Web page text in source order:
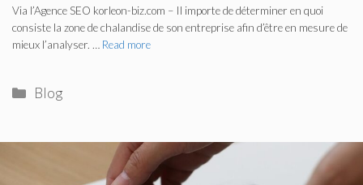
Via l’Agence SEO korleon-biz.com – Il importe de déterminer en quoi
consiste la zone de chalandise de son entreprise afin d’être en mesure de
mieux l’analyser. … Read more
Categories
Blog